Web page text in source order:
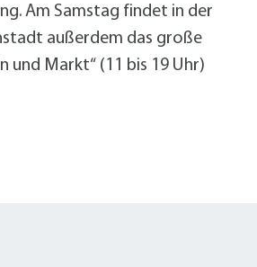
Am Samstag findet in der
außerdem das große
und Markt“ (11 bis 19 Uhr)